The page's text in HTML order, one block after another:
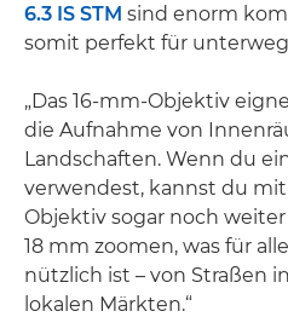
6.3 IS STM sind enorm
somit perfekt für
„Das 16-mm-Objektiv
die Aufnahme von
Landschaften. Wenn du
verwendest, kannst du
Objektiv sogar noch
18 mm zoomen, was für
nützlich ist – von Straßen
lokalen Märkten.“